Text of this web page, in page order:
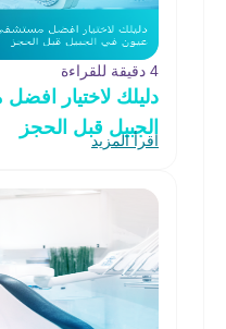
4 دقيقة للقراءة
دليلك لاختيار
الجبيل قبل الحجز
اقرأ المزيد